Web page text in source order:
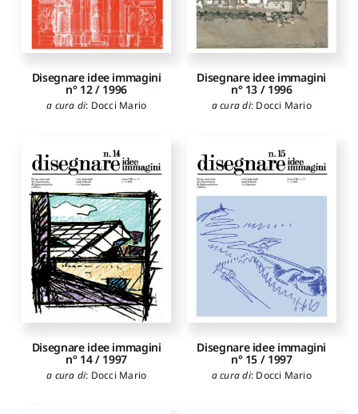
Disegnare idee immagini
n° 12 / 1996
a cura di: Docci Mario
Disegnare idee immagini
n° 13 / 1996
a cura di: Docci Mario
Disegnare idee immagini
n° 14 / 1997
a cura di: Docci Mario
Disegnare idee immagini
n° 15 / 1997
a cura di: Docci Mario